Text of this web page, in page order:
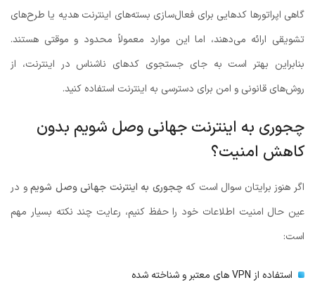
گاهی اپراتورها کدهایی برای فعال‌سازی بسته‌های اینترنت هدیه یا طرح‌های
تشویقی ارائه می‌دهند، اما این موارد معمولاً محدود و موقتی هستند.
بنابراین بهتر است به جای جستجوی کدهای ناشناس در اینترنت، از
روش‌های قانونی و امن برای دسترسی به اینترنت استفاده کنید.
چجوری به اینترنت جهانی وصل شویم بدون
کاهش امنیت؟
اگر هنوز برایتان سوال است کهچجوری به اینترنت جهانی وصل شویمو در
عین حال امنیت اطلاعات خود را حفظ کنیم، رعایت چند نکته بسیار مهم
است:
استفاده از VPN های معتبر و شناخته شده